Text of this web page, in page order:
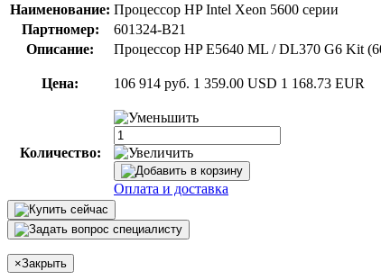
Наименование: Процессор HP Intel Xeon 5600 серии
Партномер:
601324-B21
Описание:
Процессор HP E5640 ML / DL370 G6 Kit
Цена: 106 914 руб. 1 359.00 USD 1 168.73 EUR
Количество:
Оплата и доставка
×Закрыть